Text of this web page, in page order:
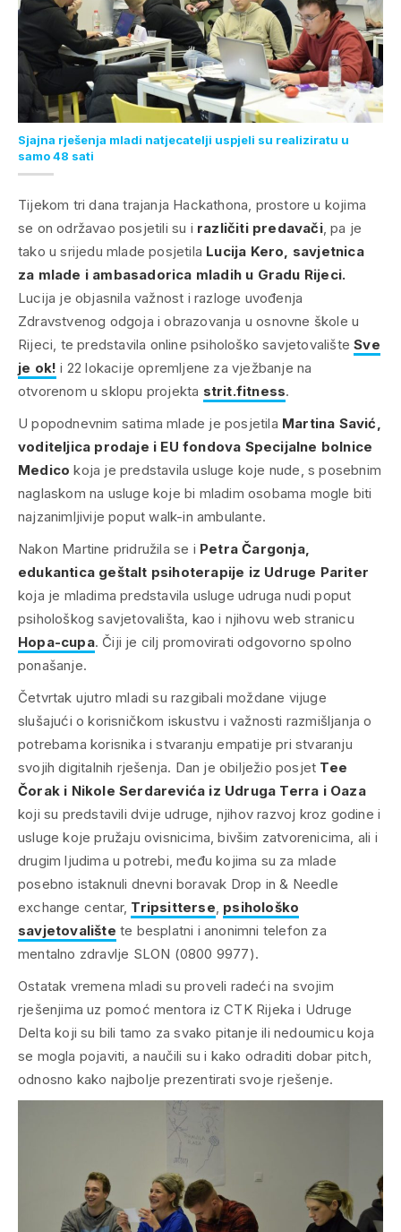
Sjajna rješenja mladi natjecatelji uspjeli su realiziratu u
samo 48 sati
Tijekom tri dana trajanja Hackathona, prostore u kojima
se on održavao posjetili su i različiti predavači, pa je
tako u srijedu mlade posjetila Lucija Kero, savjetnica
za mlade i ambasadorica mladih u Gradu Rijeci.
Lucija je objasnila važnost i razloge uvođenja
Zdravstvenog odgoja i obrazovanja u osnovne škole u
Rijeci, te predstavila online psihološko savjetovališteSve
je ok! i 22 lokacije opremljene za vježbanje na
otvorenom u sklopu projekta strit.fitness.
U popodnevnim satima mlade je posjetila Martina Savić,
voditeljica prodaje i EU fondova Specijalne bolnice
Medicokoja je predstavila usluge koje nude, s posebnim
naglaskom na usluge koje bi mladim osobama mogle biti
najzanimljivije poput walk-in ambulante.
Nakon Martine pridružila se i Petra Čargonja,
edukantica geštalt psihoterapije iz Udruge Pariter
koja je mladima predstavila usluge udruga nudi poput
psihološkog savjetovališta, kao i njihovu web stranicu
Hopa-cupa. Čiji je cilj promovirati odgovorno spolno
ponašanje.
Četvrtak ujutro mladi su razgibali moždane vijuge
slušajući o korisničkom iskustvu i važnosti razmišljanja o
potrebama korisnika i stvaranju empatije pri stvaranju
svojih digitalnih rješenja. Dan je obilježio posjet Tee
Čorak i Nikole Serdarevića iz Udruga Terra i Oaza
koji su predstavili dvije udruge, njihov razvoj kroz godine i
usluge koje pružaju ovisnicima, bivšim zatvorenicima, ali i
drugim ljudima u potrebi, među kojima su za mlade
posebno istaknuli dnevni boravak Drop in & Needle
exchange centar, Tripsitterse psihološko
savjetovalište te besplatni i anonimni telefon za
mentalno zdravlje SLON (0800 9977).
Ostatak vremena mladi su proveli radeći na svojim
rješenjima uz pomoć mentora iz CTK Rijeka i Udruge
Delta koji su bili tamo za svako pitanje ili nedoumicu koja
se mogla pojaviti, a naučili su i kako odraditi dobar pitch,
odnosno kako najbolje prezentirati svoje rješenje.